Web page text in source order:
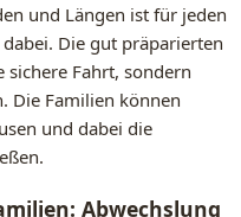
und Längen ist für jeden
Die gut präparierten
Fahrt, sondern
Die Familien können
und dabei die
Abwechslung